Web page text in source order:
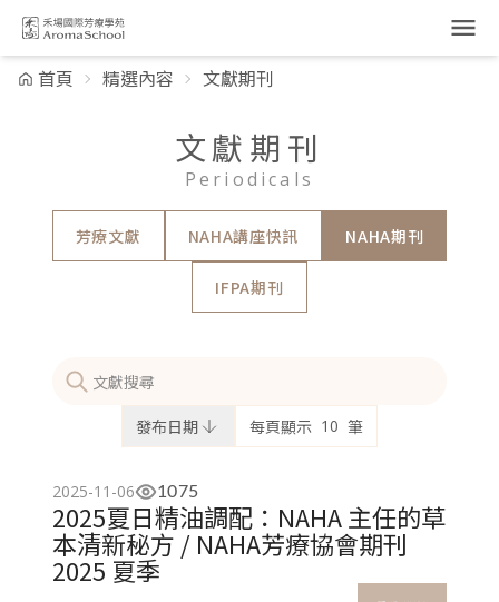
跳到主要內容
首頁 精選內容 文獻期刊
文獻期刊
Periodicals
芳療文獻 NAHA講座快訊 NAHA期刊
IFPA期刊
發布日期 每頁顯示 筆
2025-11-06 1075
2025夏日精油調配：NAHA 主任的草
本清新秘方 / NAHA芳療協會期刊
2025 夏季